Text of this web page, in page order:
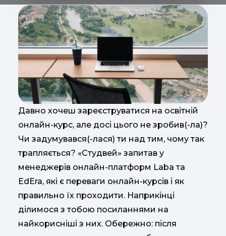
Давно хочеш зареєструватися на освітній
онлайн-курс, але досі цього не зробив(-ла)?
Чи задумувався(-лася) ти над тим, чому так
трапляється? «Студвей» запитав у
менеджерів онлайн-платформ Laba та
EdEra, які є переваги онлайн-курсів і як
правильно їх проходити. Наприкінці
ділимося з тобою посиланнями на
найкорисніші з них. Обережно: після